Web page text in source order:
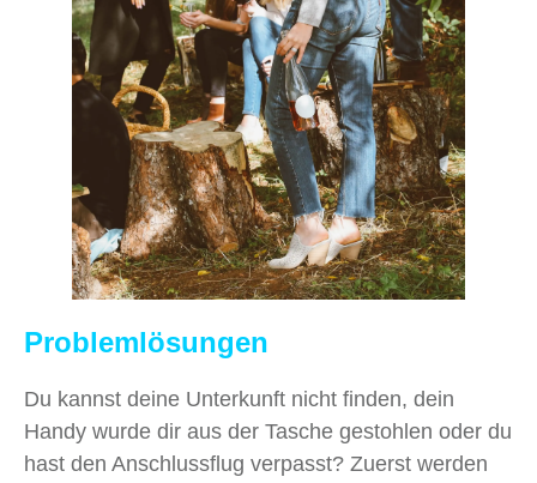
Problemlösungen
Du kannst deine Unterkunft nicht finden, dein
Handy wurde dir aus der Tasche gestohlen oder du
hast den Anschlussflug verpasst? Zuerst werden